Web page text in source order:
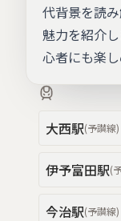
代背景を読
魅力を紹介
心者にも楽し
大西駅(予讃線)
伊予富田駅(
今治駅(予讃線)